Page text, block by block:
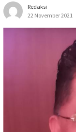
Redaksi
22 November 2021